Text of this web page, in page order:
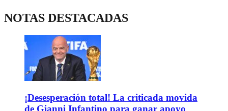
NOTAS DESTACADAS
¡Desesperación total! La criticada movida